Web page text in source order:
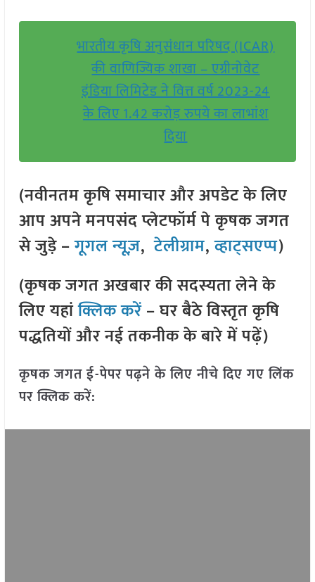
भारतीय कृषि अनुसंधान परिषद (ICAR)
की वाणिज्यिक शाखा – एग्रीनोवेट
इंडिया लिमिटेड ने वित्त वर्ष 2023-24
के लिए 1.42 करोड़ रुपये का लाभांश
दिया
(नवीनतम कृषि समाचार और अपडेट के लिए
आप अपने मनपसंद प्लेटफॉर्म पे कृषक जगत
से जुड़े –गूगल न्यूज़,टेलीग्राम,व्हाट्सएप्प)
(कृषक जगत अखबार की सदस्यता लेने के
लिए यहांक्लिक करें– घर बैठे विस्तृत कृषि
पद्धतियों और नई तकनीक के बारे में पढ़ें)
कृषक जगत ई-पेपर पढ़ने के लिए नीचे दिए गए लिंक
पर क्लिक करें: